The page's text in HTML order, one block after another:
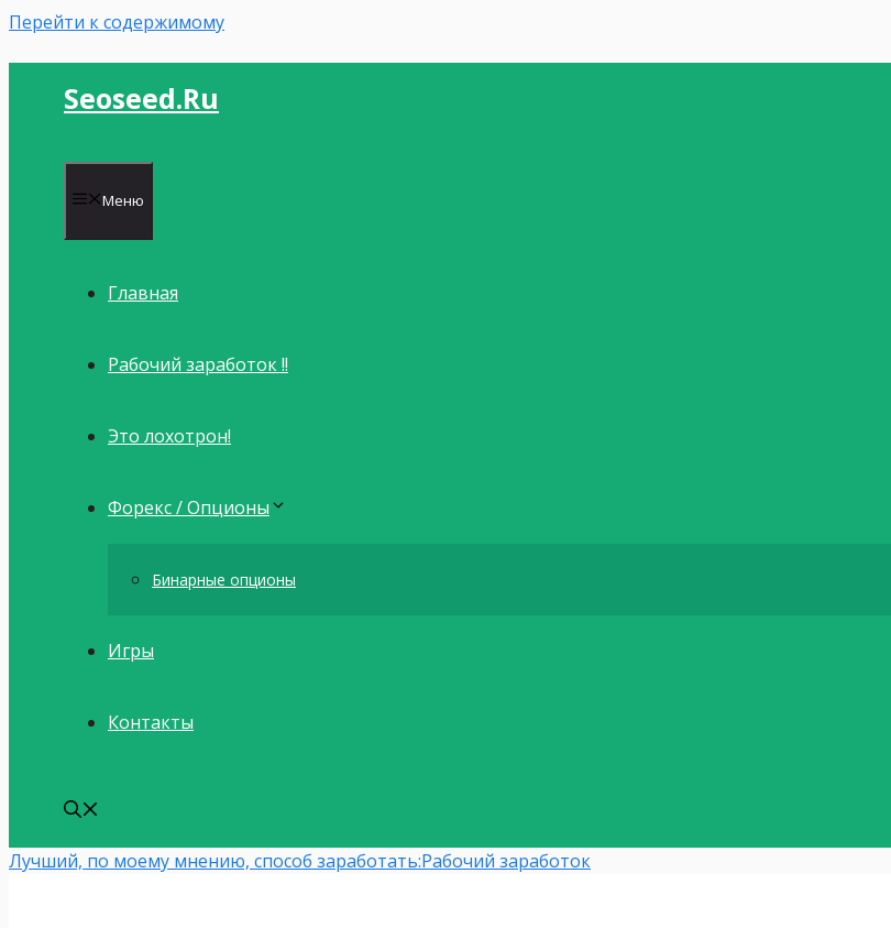
Перейти к содержимому
Seoseed.ru
Меню
Главная
Рабочий заработок !!
Это лохотрон!
Форекс / Опционы
Бинарные опционы
Игры
Контакты
Лучший, по моему мнению, способ заработать:Рабочий заработок